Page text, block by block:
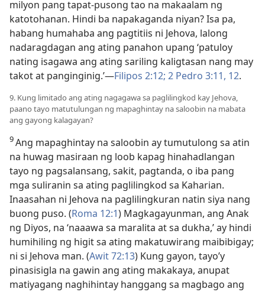
milyon pang tapat-pusong tao na makaalam ng
katotohanan. Hindi ba napakaganda niyan? Isa pa,
habang humahaba ang pagtitiis ni Jehova, lalong
nadaragdagan ang ating panahon upang ‘patuloy
nating isagawa ang ating sariling kaligtasan nang may
takot at panginginig.’​—Filipos 2:12; 2 Pedro 3:11, 12.
9. Kung limitado ang ating nagagawa sa paglilingkod kay Jehova,
paano tayo matutulungan ng mapaghintay na saloobin na mabata
ang gayong kalagayan?
9Ang mapaghintay na saloobin ay tumutulong sa atin
na huwag masiraan ng loob kapag hinahadlangan
tayo ng pagsalansang, sakit, pagtanda, o iba pang
mga suliranin sa ating paglilingkod sa Kaharian.
Inaasahan ni Jehova na paglilingkuran natin siya nang
buong puso. (Roma 12:1) Magkagayunman, ang Anak
ng Diyos, na ‘naaawa sa maralita at sa dukha,’ ay hindi
humihiling ng higit sa ating makatuwirang maibibigay;
ni si Jehova man. (Awit 72:13) Kung gayon, tayo’y
pinasisigla na gawin ang ating makakaya, anupat
matiyagang naghihintay hanggang sa magbago ang